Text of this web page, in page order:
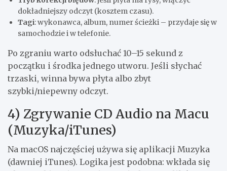
dokładniejszy odczyt (kosztem czasu).
Tagi: wykonawca, album, numer ścieżki – przydaje się w
samochodzie i w telefonie.
Po zgraniu warto odsłuchać 10–15 sekund z
początku i środka jednego utworu. Jeśli słychać
trzaski, winna bywa płyta albo zbyt
szybki/niepewny odczyt.
4) Zgrywanie CD Audio na Macu
(Muzyka/iTunes)
Na macOS najczęściej używa się aplikacji Muzyka
(dawniej iTunes). Logika jest podobna: wkłada się